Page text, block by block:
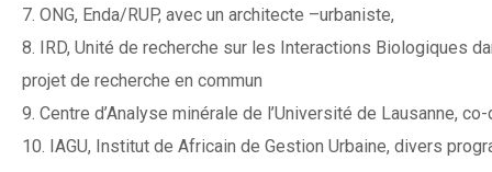
7. ONG, Enda/RUP, avec un architecte –urbaniste,
8. IRD, Unité de recherche sur les Interactions Biologiques
projet de recherche en commun
9. Centre d’Analyse minérale de l’Université de Lausanne,
10. IAGU, Institut de Africain de Gestion Urbaine, divers